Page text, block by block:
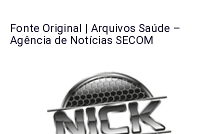
Fonte Original | Arquivos Saúde –
Agência de Notícias SECOM